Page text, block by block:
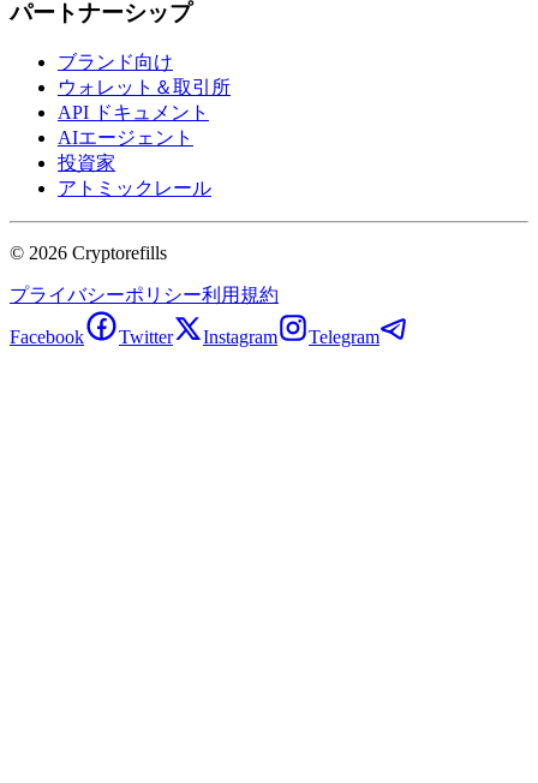
パートナーシップ
ブランド向け
ウォレット＆取引所
API ドキュメント
AIエージェント
投資家
アトミックレール
© 2026 Cryptorefills
プライバシーポリシー利用規約
Facebook Twitter Instagram Telegram